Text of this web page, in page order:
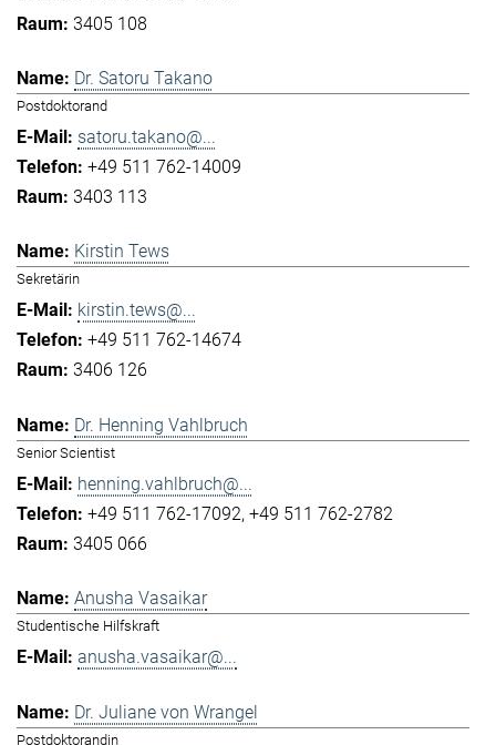
3405 108
Dr. Satoru Takano
Postdoktorand
satoru.takano@...
+49 511 762-14009
3403 113
Kirstin Tews
Sekretärin
kirstin.tews@...
+49 511 762-14674
3406 126
Dr. Henning Vahlbruch
Senior Scientist
henning.vahlbruch@...
+49 511 762-17092 +49 511 762-2782
3405 066
Anusha Vasaikar
Studentische Hilfskraft
anusha.vasaikar@...
Dr. Juliane von Wrangel
Postdoktorandin